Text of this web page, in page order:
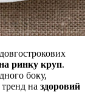
ринку круп.
боку,
на здоровий